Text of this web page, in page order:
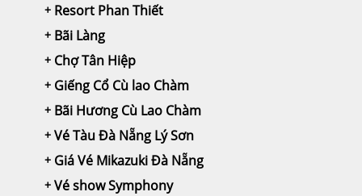
Resort Phan Thiết
Bãi Làng
Chợ Tân Hiệp
Giếng Cổ Cù lao Chàm
Bãi Hương Cù Lao Chàm
Vé Tàu Đà Nẵng Lý Sơn
Giá Vé Mikazuki Đà Nẵng
Vé show Symphony